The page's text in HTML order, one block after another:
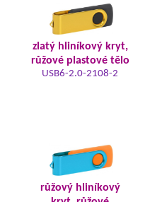
zlatý hliníkový kryt,
růžové plastové tělo
USB6-2.0-2108-2
růžový hliníkový